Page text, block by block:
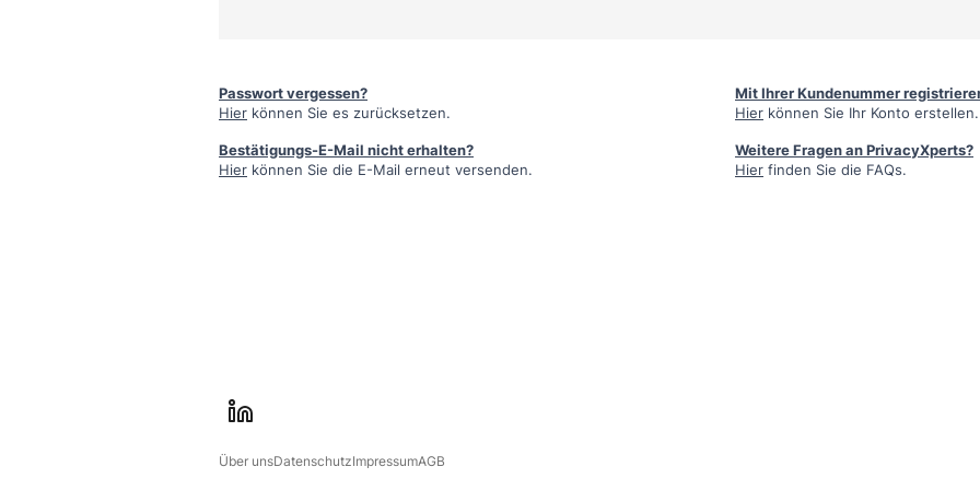
Passwort vergessen?
Hier können Sie es zurücksetzen.
Bestätigungs-E-Mail nicht erhalten?
Hier können Sie die E-Mail erneut versenden.
Mit Ihrer Kundenummer
Hier können Sie Ihr Konto erstellen.
Weitere Fragen an PrivacyXperts?
Hier finden Sie die FAQs.
i
Über unsDatenschutzImpressumAGB